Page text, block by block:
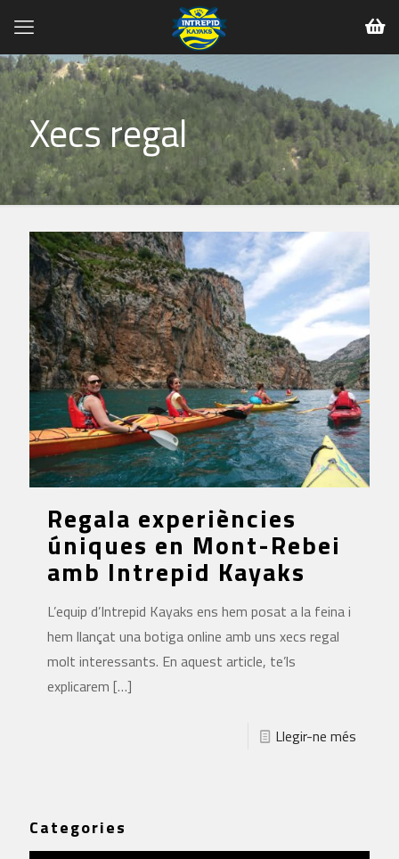
Xecs regal
Regala experiències
úniques en Mont-Rebei
amb Intrepid Kayaks
L’equip d’Intrepid Kayaks ens hem posat a la feina i
hem llançat una botiga online amb uns xecs regal
molt interessants. En aquest article, te’ls
explicarem […]
Llegir-ne més
Categories